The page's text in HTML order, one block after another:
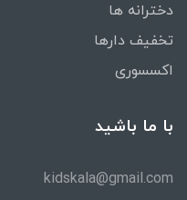
دخترانه ها
تخفیف دارها
اکسسوری
با ما باشید
kidskala@gmail.com